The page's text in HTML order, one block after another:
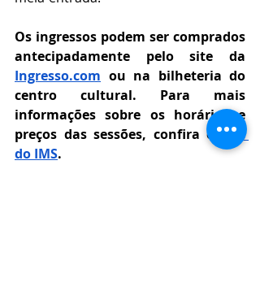
Os ingressos podem ser comprados
Ingresso.com ou na bilheteria do
centro cultural. Para mais
informações sobre os horários e
preços das sessões, confira o site
do IMS.